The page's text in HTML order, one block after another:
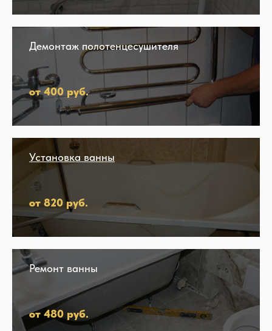
Демонтаж полотенцесушителя
от 400 руб.
Установка ванны
от 820 руб.
Ремонт ванны
от 480 руб.